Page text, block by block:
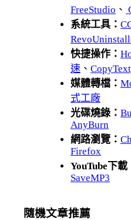
FreeStudio 、
系統工具：
快捷操作：
速 、
媒體轉檔：
式工廠
光碟燒錄：
AnyBurn
網路瀏覽：
Firefox
YouTube下載
SaveMP3
隨機文章推薦